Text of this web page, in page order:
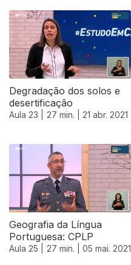
Degradação dos solos e
desertificação
Aula 23 | 27 min. | 21 abr. 2021
540146
Geografia da Língua
Portuguesa: CPLP
Aula 25 | 27 min. | 05 mai. 2021